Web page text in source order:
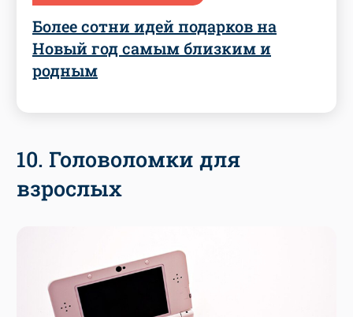
Более сотни идей подарков на
Новый год самым близким и
родным
10. Головоломки для
взрослых